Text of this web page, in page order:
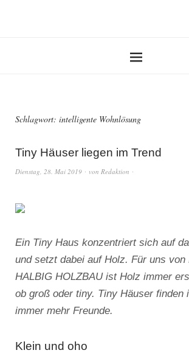
Schlagwort: intelligente Wohnlösung
Tiny Häuser liegen im Trend
Dienstag, 28. Mai 2019 von Redaktion
Ein Tiny Haus konzentriert sich auf
und setzt dabei auf Holz. Für uns von
HALBIG HOLZBAU ist Holz immer
ob groß oder tiny. Tiny Häuser finden
immer mehr Freunde.
Klein und oho